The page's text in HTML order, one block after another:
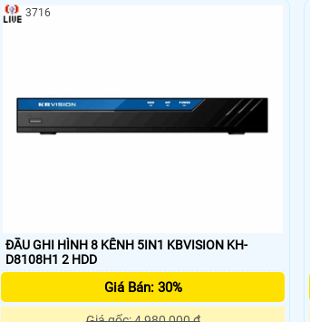
cho các dự án, công trình. phù hợp cho văn
phòng,sân bay ,bãi xe, công ty lớn ,
ĐẦU GHI HÌNH 8 KÊNH 5IN1 KBVISION KH-
D8108H1 2 HDD
Giá Bán: 30%
3716